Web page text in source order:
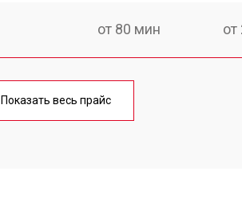
от 80 мин от
от 70 мин
Показать весь прайс